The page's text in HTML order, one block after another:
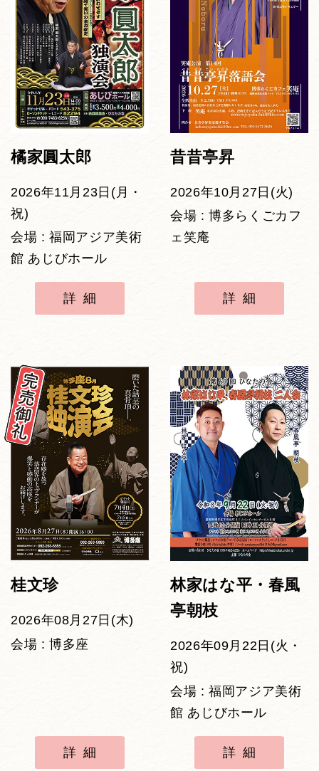
橘家圓太郎
2026年11月23日(月・
祝)
会場 : 福岡アジア美術
館 あじびホール
詳細
昔昔亭昇
2026年10月27日(火)
会場 : 博多らくごカフ
ェ笑庵
詳細
桂文珍
2026年08月27日(木)
会場 : 博多座
詳細
林家はな平・春風
亭朝枝
2026年09月22日(火・
祝)
会場 : 福岡アジア美術
館 あじびホール
詳細